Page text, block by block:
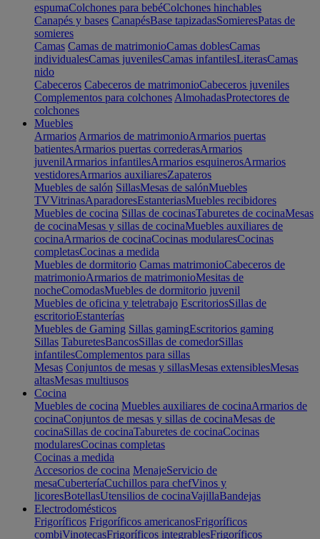
espumaColchones para bebéColchones hinchables
Canapés y bases CanapésBase tapizadasSomieresPatas de
somieres
Camas Camas de matrimonioCamas doblesCamas
individualesCamas juvenilesCamas infantilesLiterasCamas
nido
Cabeceros Cabeceros de matrimonioCabeceros juveniles
Complementos para colchones AlmohadasProtectores de
colchones
Muebles
Armarios Armarios de matrimonioArmarios puertas
batientesArmarios puertas correderasArmarios
juvenilArmarios infantilesArmarios esquinerosArmarios
vestidoresArmarios auxiliaresZapateros
Muebles de salón SillasMesas de salónMuebles
TVVitrinasAparadoresEstanteriasMuebles recibidores
Muebles de cocina Sillas de cocinasTaburetes de cocinaMesas
de cocinaMesas y sillas de cocinaMuebles auxiliares de
cocinaArmarios de cocinaCocinas modularesCocinas
completasCocinas a medida
Muebles de dormitorio Camas matrimonioCabeceros de
matrimonioArmarios de matrimonioMesitas de
nocheComodasMuebles de dormitorio juvenil
Muebles de oficina y teletrabajo EscritoriosSillas de
escritorioEstanterías
Muebles de Gaming Sillas gamingEscritorios gaming
Sillas TaburetesBancosSillas de comedorSillas
infantilesComplementos para sillas
Mesas Conjuntos de mesas y sillasMesas extensiblesMesas
altasMesas multiusos
Cocina
Muebles de cocina Muebles auxiliares de cocinaArmarios de
cocinaConjuntos de mesas y sillas de cocinaMesas de
cocinaSillas de cocinaTaburetes de cocinaCocinas
modularesCocinas completas
Cocinas a medida
Accesorios de cocina MenajeServicio de
mesaCuberteríaCuchillos para chefVinos y
licoresBotellasUtensilios de cocinaVajillaBandejas
Electrodomésticos
Frigoríficos Frigoríficos americanosFrigoríficos
combiVinotecasFrigoríficos integrablesFrigoríficos